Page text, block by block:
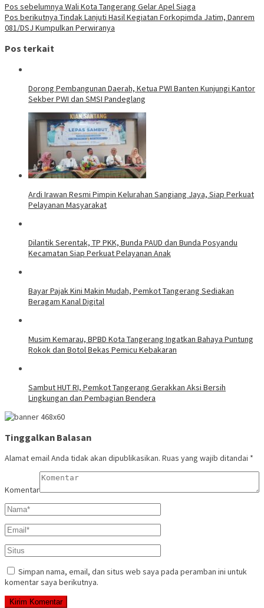
Pos sebelumnya Wali Kota Tangerang Gelar Apel Siaga
Pos berikutnya Tindak Lanjuti Hasil Kegiatan Forkopimda Jatim, Danrem
081/DSJ Kumpulkan Perwiranya
Pos terkait
Dorong Pembangunan Daerah, Ketua PWI Banten Kunjungi Kantor
Sekber PWI dan SMSI Pandeglang
Ardi Irawan Resmi Pimpin Kelurahan Sangiang Jaya, Siap Perkuat
Pelayanan Masyarakat
Dilantik Serentak, TP PKK, Bunda PAUD dan Bunda Posyandu
Kecamatan Siap Perkuat Pelayanan Anak
Bayar Pajak Kini Makin Mudah, Pemkot Tangerang Sediakan
Beragam Kanal Digital
Musim Kemarau, BPBD Kota Tangerang Ingatkan Bahaya Puntung
Rokok dan Botol Bekas Pemicu Kebakaran
Sambut HUT RI, Pemkot Tangerang Gerakkan Aksi Bersih
Lingkungan dan Pembagian Bendera
Tinggalkan Balasan
Alamat email Anda tidak akan dipublikasikan. Ruas yang wajib ditandai *
Komentar
Simpan nama, email, dan situs web saya pada peramban ini untuk
komentar saya berikutnya.